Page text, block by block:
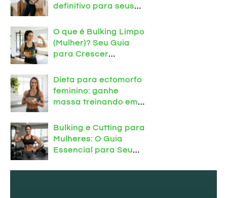
definitivo para seus
O que é Bulking Limpo
(Mulher)? Seu Guia
para Crescer
Dieta para ectomorfo
feminino: ganhe
massa treinando em
Bulking e Cutting para
Mulheres: O Guia
Essencial para Seu